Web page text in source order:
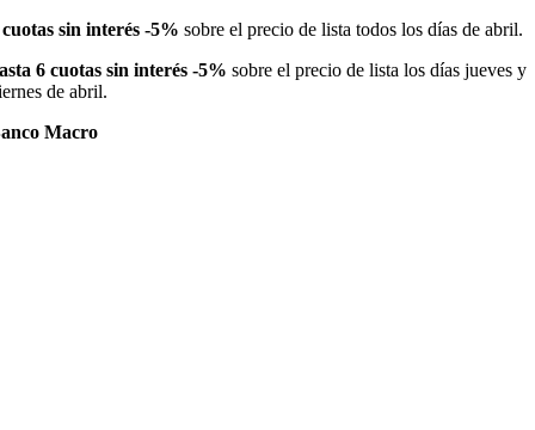
cuotas sin interés -5%sobre el precio de lista todos los días de abril.
6 cuotas sin interés -5% sobre el precio de lista los días jueves y
de abril.
Macro